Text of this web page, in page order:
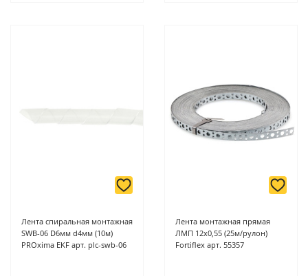
Лента спиральная монтажная
SWB-06 D6мм d4мм (10м)
PROxima EKF арт. plc-swb-06
Лента монтажная прямая
ЛМП 12х0,55 (25м/рулон)
Fortiflex арт. 55357